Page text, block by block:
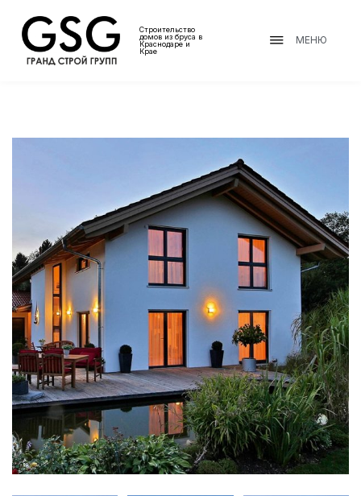
Строительство
домов из бруса в
Краснодаре и
Крае
МЕНЮ